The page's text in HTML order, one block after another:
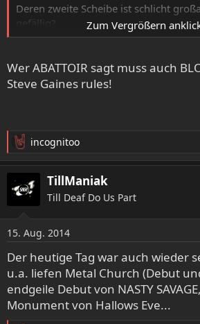
Deren zweite Scheibe ist schlicht
gefällig?
Zum Vergrößern
Wer ABATTOIR sagt muss auch
Steve Gaines rules!
R
e
a
k
n
e
n
:
incognitoo
TillManiak
Till Deaf Do Us Part
15. Aug. 2014
Der heutige Tag war auch wieder
u.a. liefen Metal Church (Debut
endgeile Debut von NASTY
Monument von Hallows Eve...